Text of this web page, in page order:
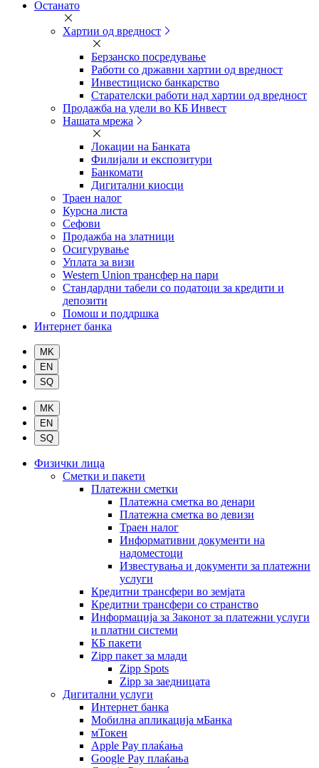
Останато
Хартии од вредност
Берзанско посредување
Работи со државни хартии од вредност
Инвестициско банкарство
Старателски работи над хартии од вредност
Продажба на удели во КБ Инвест
Нашата мрежа
Локации на Банката
Филијали и експозитури
Банкомати
Дигитални киосци
Траен налог
Курсна листа
Сефови
Продажба на златници
Осигурување
Уплата за визи
Western Union трансфер на пари
Стандардни табели со податоци за кредити и
депозити
Помош и поддршка
Интернет банка
Физички лица
Сметки и пакети
Платежни сметки
Платежна сметка во денари
Платежна сметка во девизи
Траен налог
Информативни документи на
надоместоци
Известувања и документи за платежни
услуги
Кредитни трансфери во земјата
Кредитни трансфери со странство
Информација за Законот за платежни услуги
и платни системи
КБ пакети
Zipp пакет за млади
Zipp Spots
Zipp за заедницата
Дигитални услуги
Интернет банка
Мобилна апликација мБанка
мТокен
Apple Pay плаќања
Google Pay плаќања